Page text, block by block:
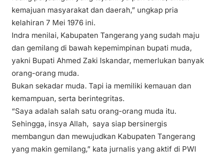
kemajuan masyarakat dan daerah,” ungkap pria
kelahiran 7 Mei 1976 ini.
Indra menilai, Kabupaten Tangerang yang sudah maju
dan gemilang di bawah kepemimpinan bupati muda,
yakni Bupati Ahmed Zaki Iskandar, memerlukan banyak
orang-orang muda.
Bukan sekadar muda. Tapi ia memiliki kemauan dan
kemampuan, serta berintegritas.
“Saya adalah salah satu orang-orang muda itu.
Sehingga, insya Allah, saya siap bersinergis
membangun dan mewujudkan Kabupaten Tangerang
yang makin gemilang,” kata jurnalis yang aktif di PWI